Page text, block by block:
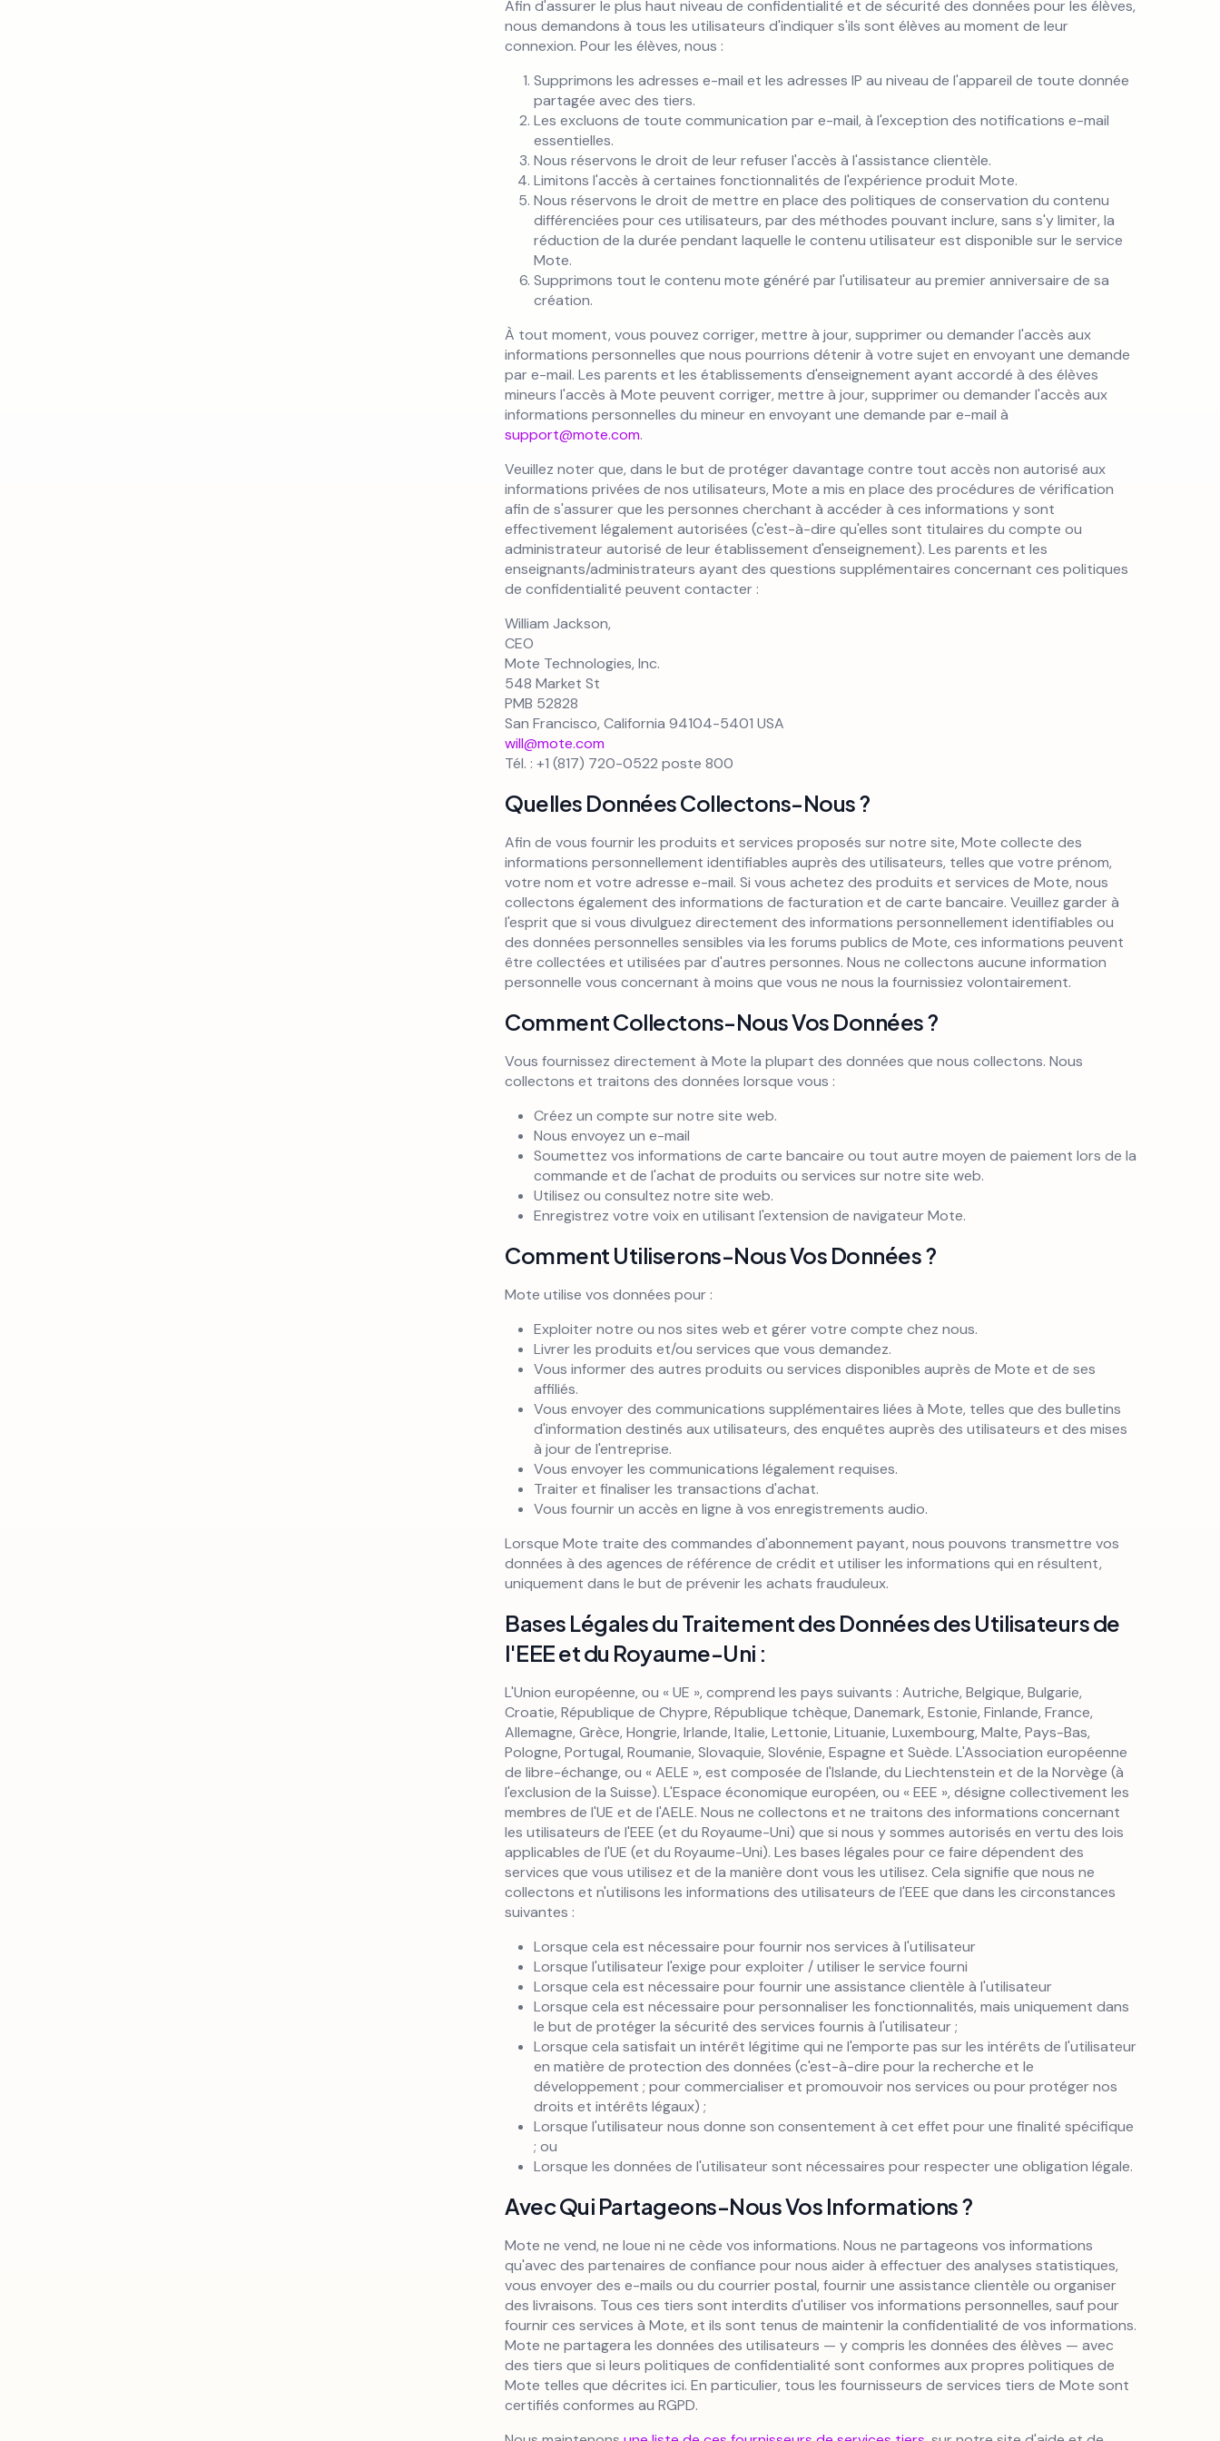
Afin d'assurer le plus haut niveau de confidentialité et de sécurité des données pour les élèves,
nous demandons à tous les utilisateurs d'indiquer s'ils sont élèves au moment de leur
connexion. Pour les élèves, nous :
Supprimons les adresses e-mail et les adresses IP au niveau de l'appareil de toute donnée
partagée avec des tiers.
Les excluons de toute communication par e-mail, à l'exception des notifications e-mail
essentielles.
Nous réservons le droit de leur refuser l'accès à l'assistance clientèle.
Limitons l'accès à certaines fonctionnalités de l'expérience produit Mote.
Nous réservons le droit de mettre en place des politiques de conservation du contenu
différenciées pour ces utilisateurs, par des méthodes pouvant inclure, sans s'y limiter, la
réduction de la durée pendant laquelle le contenu utilisateur est disponible sur le service
Mote.
Supprimons tout le contenu mote généré par l'utilisateur au premier anniversaire de sa
création.
À tout moment, vous pouvez corriger, mettre à jour, supprimer ou demander l'accès aux
informations personnelles que nous pourrions détenir à votre sujet en envoyant une demande
par e-mail. Les parents et les établissements d'enseignement ayant accordé à des élèves
mineurs l'accès à Mote peuvent corriger, mettre à jour, supprimer ou demander l'accès aux
informations personnelles du mineur en envoyant une demande par e-mail à
support@mote.com.
Veuillez noter que, dans le but de protéger davantage contre tout accès non autorisé aux
informations privées de nos utilisateurs, Mote a mis en place des procédures de vérification
afin de s'assurer que les personnes cherchant à accéder à ces informations y sont
effectivement légalement autorisées (c'est-à-dire qu'elles sont titulaires du compte ou
administrateur autorisé de leur établissement d'enseignement). Les parents et les
enseignants/administrateurs ayant des questions supplémentaires concernant ces politiques
de confidentialité peuvent contacter :
William Jackson,
CEO
Mote Technologies, Inc.
548 Market St
PMB 52828
San Francisco, California 94104-5401 USA
will@mote.com
Tél. : +1 (817) 720-0522 poste 800
Quelles Données Collectons-Nous ?
Afin de vous fournir les produits et services proposés sur notre site, Mote collecte des
informations personnellement identifiables auprès des utilisateurs, telles que votre prénom,
votre nom et votre adresse e-mail. Si vous achetez des produits et services de Mote, nous
collectons également des informations de facturation et de carte bancaire. Veuillez garder à
l'esprit que si vous divulguez directement des informations personnellement identifiables ou
des données personnelles sensibles via les forums publics de Mote, ces informations peuvent
être collectées et utilisées par d'autres personnes. Nous ne collectons aucune information
personnelle vous concernant à moins que vous ne nous la fournissiez volontairement.
Comment Collectons-Nous Vos Données ?
Vous fournissez directement à Mote la plupart des données que nous collectons. Nous
collectons et traitons des données lorsque vous :
Créez un compte sur notre site web.
Nous envoyez un e-mail
Soumettez vos informations de carte bancaire ou tout autre moyen de paiement lors de la
commande et de l'achat de produits ou services sur notre site web.
Utilisez ou consultez notre site web.
Enregistrez votre voix en utilisant l'extension de navigateur Mote.
Comment Utiliserons-Nous Vos Données ?
Mote utilise vos données pour :
Exploiter notre ou nos sites web et gérer votre compte chez nous.
Livrer les produits et/ou services que vous demandez.
Vous informer des autres produits ou services disponibles auprès de Mote et de ses
affiliés.
Vous envoyer des communications supplémentaires liées à Mote, telles que des bulletins
d'information destinés aux utilisateurs, des enquêtes auprès des utilisateurs et des mises
à jour de l'entreprise.
Vous envoyer les communications légalement requises.
Traiter et finaliser les transactions d'achat.
Vous fournir un accès en ligne à vos enregistrements audio.
Lorsque Mote traite des commandes d'abonnement payant, nous pouvons transmettre vos
données à des agences de référence de crédit et utiliser les informations qui en résultent,
uniquement dans le but de prévenir les achats frauduleux.
Bases Légales du Traitement des Données des Utilisateurs de
l'EEE et du Royaume-Uni :
L'Union européenne, ou « UE », comprend les pays suivants : Autriche, Belgique, Bulgarie,
Croatie, République de Chypre, République tchèque, Danemark, Estonie, Finlande, France,
Allemagne, Grèce, Hongrie, Irlande, Italie, Lettonie, Lituanie, Luxembourg, Malte, Pays-Bas,
Pologne, Portugal, Roumanie, Slovaquie, Slovénie, Espagne et Suède. L'Association européenne
de libre-échange, ou « AELE », est composée de l'Islande, du Liechtenstein et de la Norvège (à
l'exclusion de la Suisse). L'Espace économique européen, ou « EEE », désigne collectivement les
membres de l'UE et de l'AELE. Nous ne collectons et ne traitons des informations concernant
les utilisateurs de l'EEE (et du Royaume-Uni) que si nous y sommes autorisés en vertu des lois
applicables de l'UE (et du Royaume-Uni). Les bases légales pour ce faire dépendent des
services que vous utilisez et de la manière dont vous les utilisez. Cela signifie que nous ne
collectons et n'utilisons les informations des utilisateurs de l'EEE que dans les circonstances
suivantes :
Lorsque cela est nécessaire pour fournir nos services à l'utilisateur
Lorsque l'utilisateur l'exige pour exploiter / utiliser le service fourni
Lorsque cela est nécessaire pour fournir une assistance clientèle à l'utilisateur
Lorsque cela est nécessaire pour personnaliser les fonctionnalités, mais uniquement dans
le but de protéger la sécurité des services fournis à l'utilisateur ;
Lorsque cela satisfait un intérêt légitime qui ne l'emporte pas sur les intérêts de l'utilisateur
en matière de protection des données (c'est-à-dire pour la recherche et le
développement ; pour commercialiser et promouvoir nos services ou pour protéger nos
droits et intérêts légaux) ;
Lorsque l'utilisateur nous donne son consentement à cet effet pour une finalité spécifique
; ou
Lorsque les données de l'utilisateur sont nécessaires pour respecter une obligation légale.
Avec Qui Partageons-Nous Vos Informations ?
Mote ne vend, ne loue ni ne cède vos informations. Nous ne partageons vos informations
qu'avec des partenaires de confiance pour nous aider à effectuer des analyses statistiques,
vous envoyer des e-mails ou du courrier postal, fournir une assistance clientèle ou organiser
des livraisons. Tous ces tiers sont interdits d'utiliser vos informations personnelles, sauf pour
fournir ces services à Mote, et ils sont tenus de maintenir la confidentialité de vos informations.
Mote ne partagera les données des utilisateurs — y compris les données des élèves — avec
des tiers que si leurs politiques de confidentialité sont conformes aux propres politiques de
Mote telles que décrites ici. En particulier, tous les fournisseurs de services tiers de Mote sont
certifiés conformes au RGPD.